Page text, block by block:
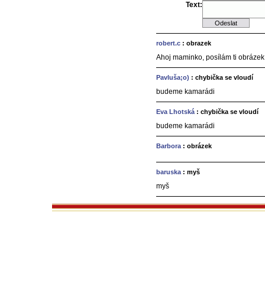
Text:
robert.c : obrazek
Ahoj maminko, posílám ti
Pavluša;o) : chybička se vloudí
budeme kamarádi
Eva Lhotská : chybička se vloudí
budeme kamarádi
Barbora : obrázek
baruska : myš
myš